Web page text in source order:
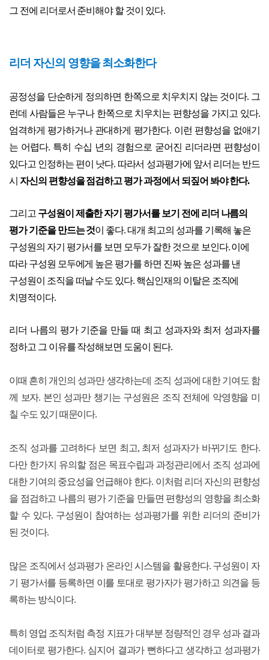
그 전에 리더로서 준비해야 할 것이 있다.
리더 자신의 영향을 최소화한다
공정성을 단순하게 정의하면 한쪽으로 치우치지 않는 것이다. 그
런데 사람들은 누구나 한쪽으로 치우치는 편향성을 가지고 있다.
엄격하게 평가하거나 관대하게 평가한다. 이런 편향성을 없애기
는 어렵다. 특히 수십 년의 경험으로 굳어진 리더라면 편향성이
있다고 인정하는 편이 낫다. 따라서 성과평가에 앞서 리더는 반드
시 자신의 편향성을 점검하고 평가 과정에서 되짚어 봐야 한다.
그리고 구성원이 제출한 자기 평가서를 보기 전에 리더 나름의
평가 기준을 만드는 것이 좋다. 대개 최고의 성과를 기록해 놓은
구성원의 자기 평가서를 보면 모두가 잘한 것으로 보인다. 이에
따라 구성원 모두에게 높은 평가를 하면 진짜 높은 성과를 낸
구성원이 조직을 떠날 수도 있다. 핵심인재의 이탈은 조직에
치명적이다.
리더 나름의 평가 기준을 만들 때 최고 성과자와 최저 성과자를
정하고 그 이유를 작성해보면 도움이 된다.
이때 흔히 개인의 성과만 생각하는데 조직 성과에 대한 기여도 함
께 보자. 본인 성과만 챙기는 구성원은 조직 전체에 악영향을 미
칠 수도 있기 때문이다.
조직 성과를 고려하다 보면 최고, 최저 성과자가 바뀌기도 한다.
다만 한가지 유의할 점은 목표수립과 과정관리에서 조직 성과에
대한 기여의 중요성을 언급해야 한다. 이처럼 리더 자신의 편향성
을 점검하고 나름의 평가 기준을 만들면 편향성의 영향을 최소화
할 수 있다. 구성원이 참여하는 성과평가를 위한 리더의 준비가
된 것이다.
많은 조직에서 성과평가 온라인 시스템을 활용한다. 구성원이 자
기 평가서를 등록하면 이를 토대로 평가자가 평가하고 의견을 등
록하는 방식이다.
특히 영업 조직처럼 측정 지표가 대부분 정량적인 경우 성과 결과
데이터로 평가한다. 심지어 결과가 뻔하다고 생각하고 성과평가